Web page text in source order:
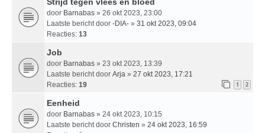
door Barnabas » 26 okt 2023, 23:00
Laatste bericht door -DIA- » 31 okt 2023, 09:04
Reacties: 13
Job
door Barnabas » 23 okt 2023, 13:39
Laatste bericht door Arja » 27 okt 2023, 17:21
Reacties: 19 1 2
Eenheid
door Barnabas » 24 okt 2023, 10:15
Laatste bericht door Christen » 24 okt 2023, 16:59